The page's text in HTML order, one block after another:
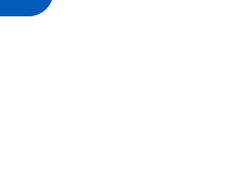
บัติงานของครูและบุคลากรทางการ
ส่งเสริมคุณธรรมและความโปร่งใสภ